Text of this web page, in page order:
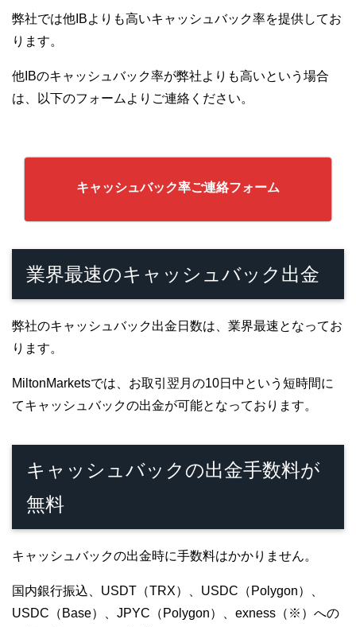
弊社では他IBよりも高いキャッシュバック率を提供してお
ります。
他IBのキャッシュバック率が弊社よりも高いという場合
は、以下のフォームよりご連絡ください。
キャッシュバック率ご連絡フォーム
業界最速のキャッシュバック出金
弊社のキャッシュバック出金日数は、業界最速となってお
ります。
MiltonMarketsでは、お取引翌月の10日中という短時間に
てキャッシュバックの出金が可能となっております。
キャッシュバックの出金手数料が
無料
キャッシュバックの出金時に手数料はかかりません。
国内銀行振込、USDT（TRX）、USDC（Polygon）、
USDC（Base）、JPYC（Polygon）、exness（※）への